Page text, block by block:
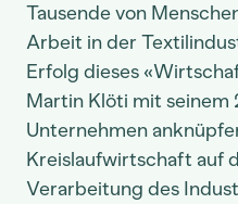
Tausende von
Arbeit in der
Erfolg dieses
Martin Klöti mit seinem
Unternehmen
Kreislaufwirtschaft auf
Verarbeitung des